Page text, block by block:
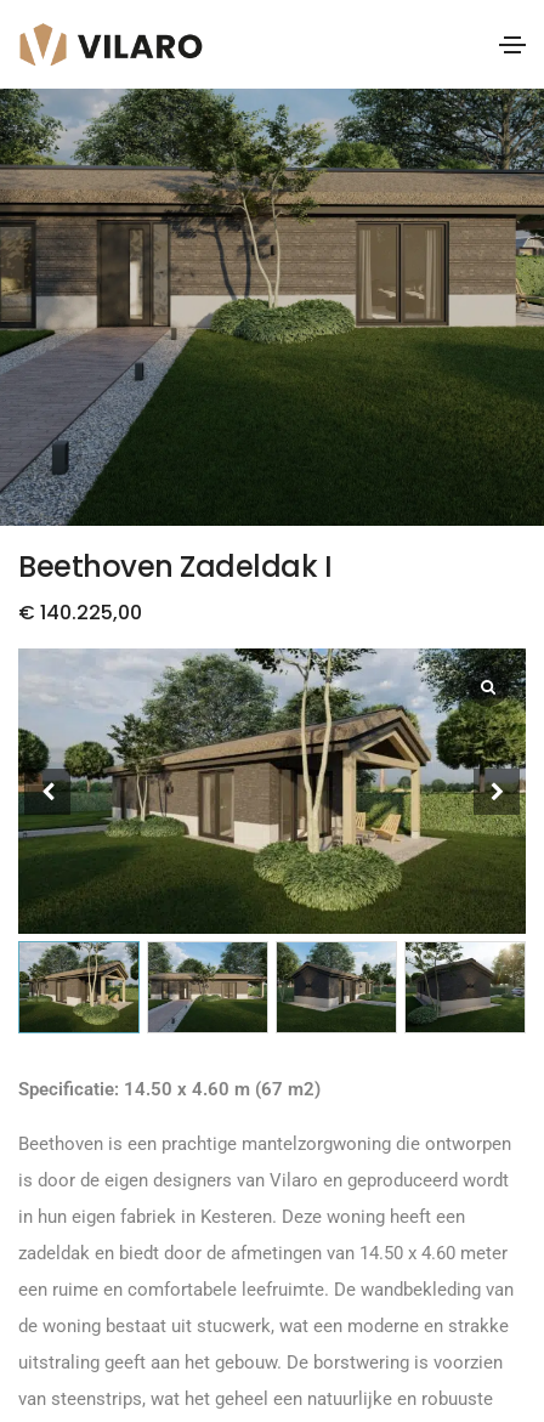
Beethoven
Zadeldak I
Beethoven Zadeldak I
€ 140.225,00
Specificatie: 14.50 x 4.60 m (67 m2)
Beethoven is een prachtige mantelzorgwoning die ontworpen
is door de eigen designers van Vilaro en geproduceerd wordt
in hun eigen fabriek in Kesteren. Deze woning heeft een
zadeldak en biedt door de afmetingen van 14.50 x 4.60 meter
een ruime en comfortabele leefruimte. De wandbekleding van
de woning bestaat uit stucwerk, wat een moderne en strakke
uitstraling geeft aan het gebouw. De borstwering is voorzien
van steenstrips, wat het geheel een natuurlijke en robuuste